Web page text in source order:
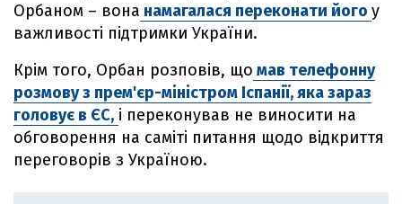
Орбаном – вона намагалася переконати його у
важливості підтримки України.
Крім того, Орбан розповів, що мав телефонну
розмову з прем'єр-міністром Іспанії, яка зараз
головує в ЄС, і переконував не виносити на
обговорення на саміті питання щодо відкриття
переговорів з Україною.